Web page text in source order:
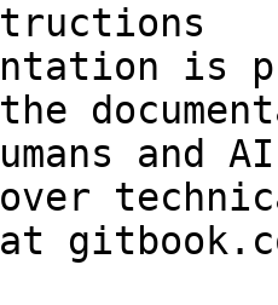
is
and
over